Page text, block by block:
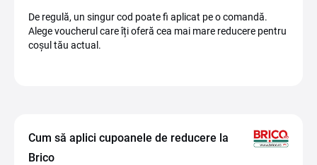
De regulă, un singur cod poate fi aplicat pe o comandă.
Alege voucherul care îți oferă cea mai mare reducere pentru
coșul tău actual.
Cum să aplici cupoanele de reducere la
Brico